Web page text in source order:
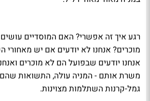
רגע איך זה אפשרי? האם המוסדיים
מוכרים? אנחנו לא יודעים אם יש מאחורי
אנחנו יודעים שבפועל הם לא מוכרים
משרת אותם - המניה עולה, התשואות שהם
גמל-קרנות השתלמות מצוינות.